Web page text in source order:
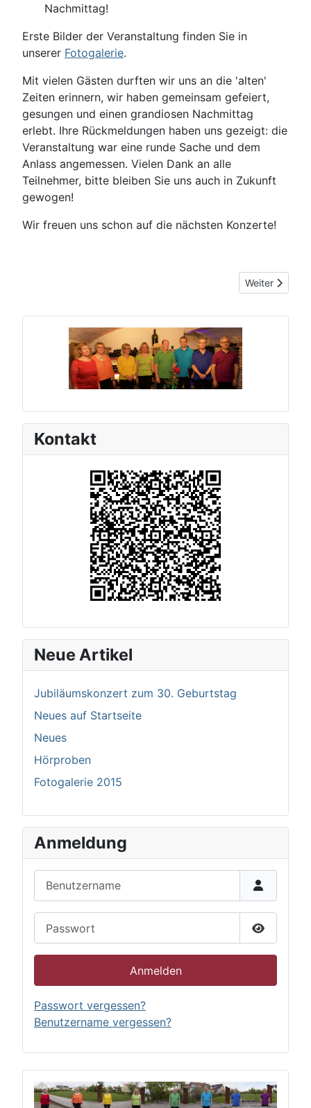
Nachmittag!
Erste Bilder der Veranstaltung finden Sie in
unserer Fotogalerie.
Mit vielen Gästen durften wir uns an die 'alten'
Zeiten erinnern, wir haben gemeinsam gefeiert,
gesungen und einen grandiosen Nachmittag
erlebt. Ihre Rückmeldungen haben uns gezeigt: die
Veranstaltung war eine runde Sache und dem
Anlass angemessen. Vielen Dank an alle
Teilnehmer, bitte bleiben Sie uns auch in Zukunft
gewogen!
Wir freuen uns schon auf die nächsten Konzerte!
Nächster
Weiter
Kontakt
Neue Artikel
Jubiläumskonzert zum 30. Geburtstag
Neues auf Startseite
Neues
Hörproben
Fotogalerie 2015
Anmeldung
Passwort
Anmelden
Passwort vergessen?
Benutzername vergessen?